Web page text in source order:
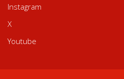
Instagram
X
Youtube